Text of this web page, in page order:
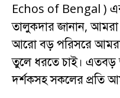
Echos of Bengal )
তালুকদার জানান,
আরো বড় পরিসরে আমরা
তুলে ধরতে চাই।
দর্শকসহ সকলের প্রতি